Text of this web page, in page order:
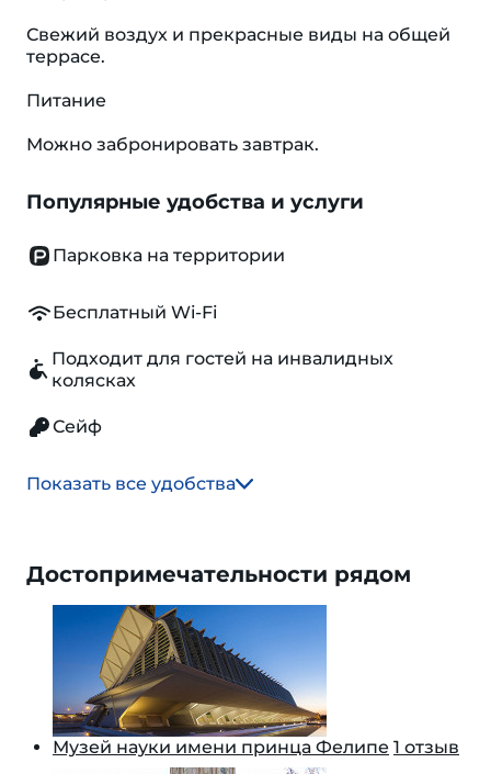
Свежий воздух и прекрасные виды на общей
террасе.
Питание
Можно забронировать завтрак.
Популярные удобства и услуги
Парковка на территории
Бесплатный Wi-Fi
Подходит для гостей на инвалидных
колясках
Сейф
Показать все удобства
Достопримечательности рядом
Музей науки имени принца Фелипе 1 отзыв